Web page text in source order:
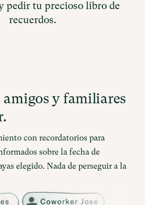
pedir tu precioso libro de
recuerdos.
y familiares
con recordatorios para
sobre la fecha de
elegido. Nada de perseguir a la